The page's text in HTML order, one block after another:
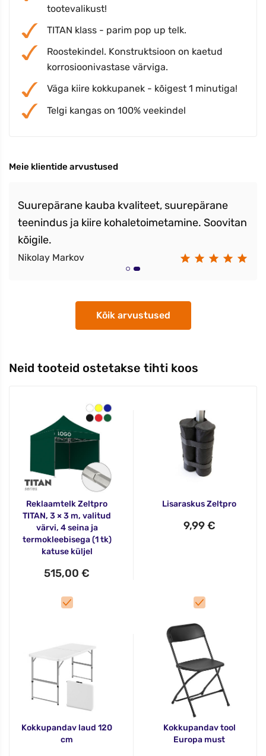
tootevalikust!
TITAN klass - parim pop up telk.
Roostekindel. Konstruktsioon on kaetud
korrosioonivastase värviga.
Väga kiire kokkupanek - kõigest 1 minutiga!
Telgi kangas on 100% veekindel
Meie klientide arvustused
Suurepärane kauba kvaliteet, suurepärane
teenindus ja kiire kohaletoimetamine. Soovitan
kõigile.
Nikolay Markov
Kõik arvustused
Neid tooteid ostetakse tihti koos
Reklaamtelk Zeltpro
TITAN, 3 × 3 m, valitud
värvi, 4 seina ja
termokleebisega (1 tk)
katuse küljel
515,00 €
Lisaraskus Zeltpro
9,99 €
Kokkupandav laud 120
cm
Kokkupandav tool
Europa must